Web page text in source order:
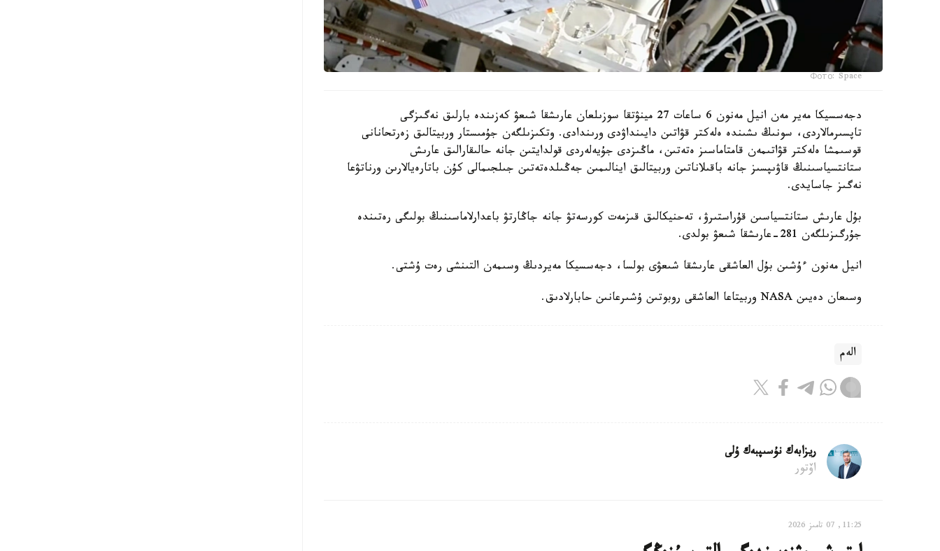
Фото: Space
دجەسسيكا مەير مەن انيل مەنون 6 ساعات 27 مينۋتقا سوزىلعان عارىشقا شىعۋ كەزىندە بارلىق نەگىزگى
تاپسىرمالاردى، سونىڭ ىشىندە ەلەكتر قۋاتىن دايىنداۋدى ورىندادى. وتكىزىلگەن جۇمىستار وربيتالىق زەرتحانانى
قوسىمشا ەلەكتر قۋاتىمەن قامتاماسىز ەتەتىن، ماڭىزدى جۇيەلەردى قولدايتىن جانە حالىقارالىق عارىش
ستانتسياسىنىڭ قاۋىپسىز جانە باقىلاناتىن وربيتالىق اينالىمىن جەڭىلدەتەتىن جىلجىمالى كۇن باتارەيالارىن ورناتۋعا
نەگىز جاسايدى.
بۇل عارىش ستانتسياسىن قۇراستىرۋ، تەحنيكالىق قىزمەت كورسەتۋ جانە جاڭارتۋ باعدارلاماسىنىڭ بولىگى رەتىندە
جۇرگىزىلگەن 281-عارىشقا شىعۋ بولدى.
انيل مەنون ءۇشىن بۇل العاشقى عارىشقا شىعۋى بولسا، دجەسسيكا مەيردىڭ وسىمەن التىنشى رەت ۇشتى.
وسىعان دەيىن NASA وربيتاعا العاشقى روبوتىن ۇشىرعانىن حابارلادىق.
الەم
ريزابەك نۇسىپبەك ۇلى
اۆتور
11:25, 07 تامىز 2026